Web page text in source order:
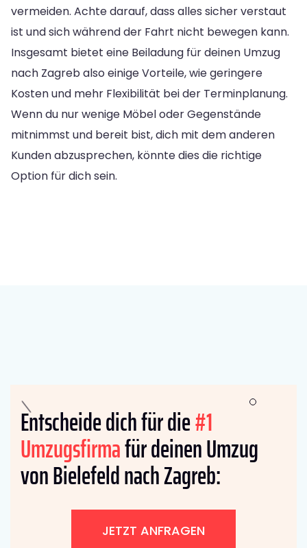
vermeiden. Achte darauf, dass alles sicher verstaut
ist und sich während der Fahrt nicht bewegen kann.
Insgesamt bietet eine Beiladung für deinen Umzug
nach Zagreb also einige Vorteile, wie geringere
Kosten und mehr Flexibilität bei der Terminplanung.
Wenn du nur wenige Möbel oder Gegenstände
mitnimmst und bereit bist, dich mit dem anderen
Kunden abzusprechen, könnte dies die richtige
Option für dich sein.
Entscheide dich für die#1
Umzugsfirmafür deinen Umzug
von Bielefeld nach Zagreb:
JETZT ANFRAGEN